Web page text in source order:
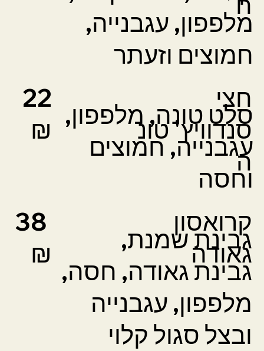
מלפפון, עגבנייה,
חמוצים וזעתר
22
₪ סלט טונה, מלפפון,
עגבנייה, חמוצים
וחסה
חצי
סנדוויץ'טונ
ה
38
₪
גבינת שמנת,
גבינת גאודה, חסה,
מלפפון, עגבנייה
ובצל סגול קלוי
קרואסון
גאודה